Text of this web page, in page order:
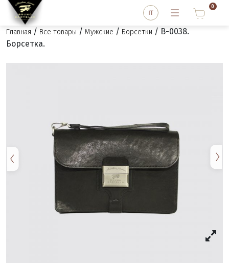
0
Главная / Все товары / Мужские / Борсетки / B-0038.
Борсетка.